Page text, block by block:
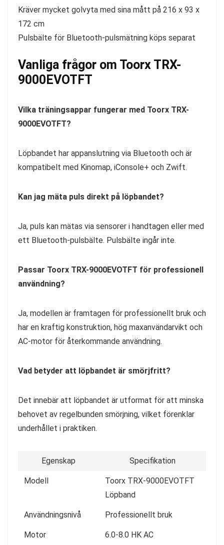
Kräver mycket golvyta med sina mått på 216 x 93 x
172 cm
Pulsbälte för Bluetooth-pulsmätning köps separat
Vanliga frågor om Toorx TRX-
9000EVOTFT
Vilka träningsappar fungerar med Toorx TRX-
9000EVOTFT?
Löpbandet har appanslutning via Bluetooth och är
kompatibelt med Kinomap, iConsole+ och Zwift.
Kan jag mäta puls direkt på löpbandet?
Ja, puls kan mätas via sensorer i handtagen eller med
ett Bluetooth-pulsbälte. Pulsbälte ingår inte.
Passar Toorx TRX-9000EVOTFT för professionell
användning?
Ja, modellen är framtagen för professionellt bruk och
har en kraftig konstruktion, hög maxanvändarvikt och
AC-motor för återkommande användning.
Vad betyder att löpbandet är smörjfritt?
Det innebär att löpbandet är utformat för att minska
behovet av regelbunden smörjning, vilket förenklar
underhållet i praktiken.
Egenskap Specifikation
Modell
Toorx TRX-9000EVOTFT
Löpband
Användningsnivå Professionellt bruk
Motor 6.0-8.0 HK AC